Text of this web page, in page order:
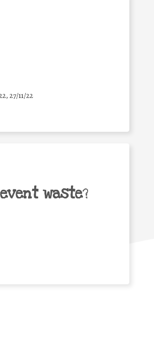
27/11/22
waste?